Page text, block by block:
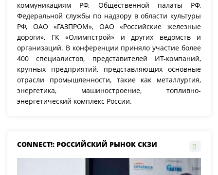
коммуникациям РФ, Общественной палаты РФ,
Федеральной службы по надзору в области культуры
РФ, ОАО «ГАЗПРОМ», ОАО «Российские железные
дороги», ГК «Олимпстрой» и других ведомств и
организаций. В конференции приняло участие более
400 специалистов, представителей ИТ-компаний,
крупных предприятий, представляющих основные
отрасли промышленности, такие как металлургия,
энергетика, машиностроение, топливно-
энергетический комплекс России.
CONNECT!: РОССИЙСКИЙ РЫНОК СКЗИ